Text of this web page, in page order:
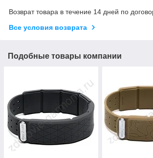
Возврат товара в течение 14 дней по
Все условия возврата
Подобные товары компании